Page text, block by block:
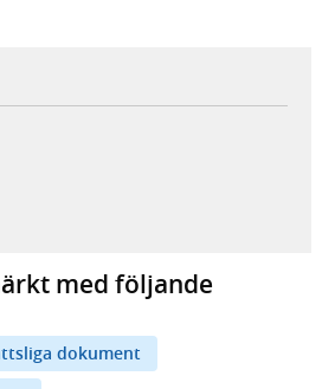
i ny flik, extern webbplats,
extern webbplats,
i ny flik, extern webbplats,
din e-postklient,
med följande
dokument